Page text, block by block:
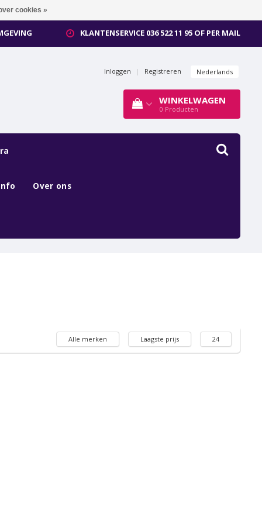
KLANTENSERVICE 036 522 11 95 OF PER MAIL
Inloggen | Registreren Nederlands
WINKELWAGEN
0 Producten
Over ons
Alle merken Laagste prijs 24
cookies »